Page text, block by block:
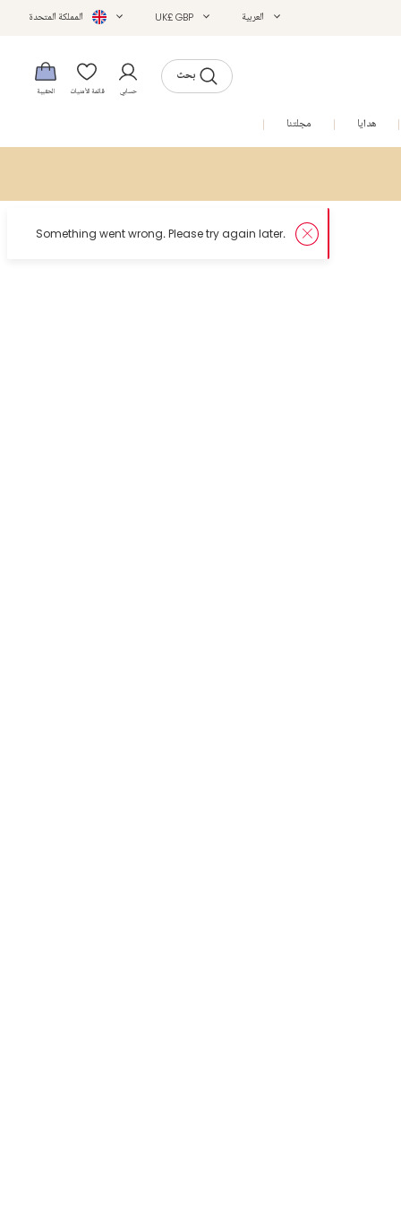
العربية UK£ GBP المملكة المتحدة
بحث
حسابي قائمة الأمنيات الحقيبة
هدايا مجلتنا